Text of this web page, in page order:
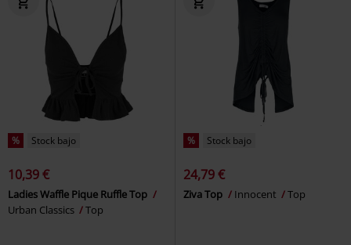
% Stock bajo
10,39 €
Ladies Waffle Pique Ruffle Top
Urban Classics
Top
% Stock bajo
24,79 €
Ziva Top Innocent Top